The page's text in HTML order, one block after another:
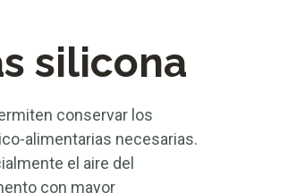
silicona
conservar los
alimentarias necesarias.
el aire del
con mayor